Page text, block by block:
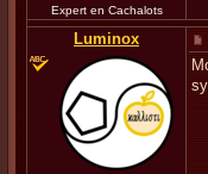
Expert en Cachalots
Luminox